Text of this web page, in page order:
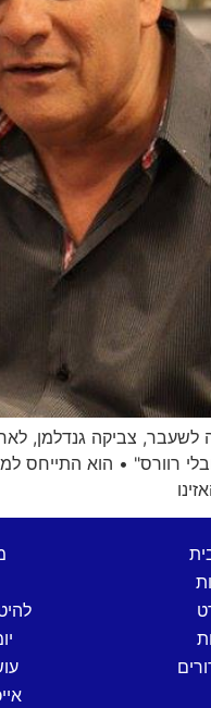
צביקה גנדלמן,
רוורס" • הוא